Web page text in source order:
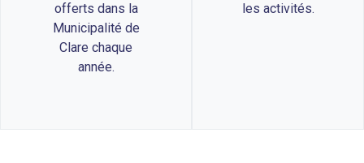
offerts dans la
Municipalité de
Clare chaque
année.
les activités.